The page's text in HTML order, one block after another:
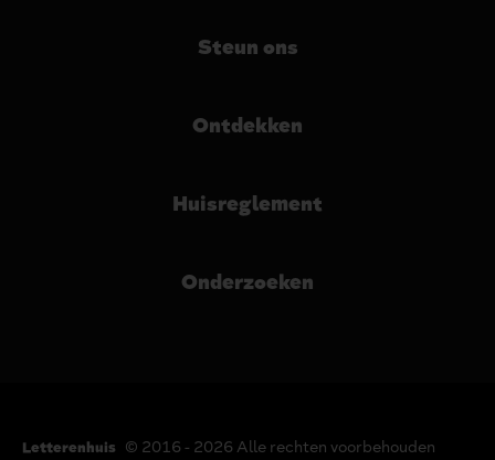
Steun ons
Ontdekken
Huisreglement
Onderzoeken
Letterenhuis © 2016 - 2026 Alle rechten voorbehouden